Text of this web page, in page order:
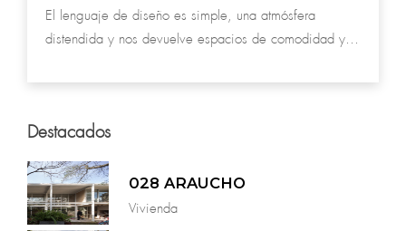
El lenguaje de diseño es simple, una atmósfera
distendida y nos devuelve espacios de comodidad y
incorporación de la naturaleza.
Destacados
028 ARAUCHO
Vivienda